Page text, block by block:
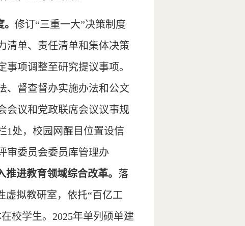
。修订“三重一大”决策制度
清单、责任清单和集体决策
项调整至研究提议事项。
、督查督办实施办法和公文
会议和党政联席会议议事规
1处，校园网醒目位置设信
审委员会委员库管理办
推进教育领域综合改革。 落
虚拟教研室，依托“百亿工
校学生。2025年单列硕单建